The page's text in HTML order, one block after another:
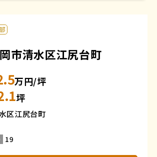
市清水区江尻台町
万円/坪
坪
区江尻台町
19